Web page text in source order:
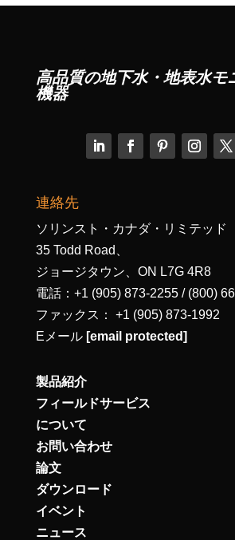
高品質の地下水・地表水モ
機器
連絡先
ソリンスト・カナダ・リミテッド
35 Todd Road、
ジョージタウン、ON L7G 4R8
電話：+1 (905) 873-2255 / (800)
ファックス： +1 (905) 873-1992
Eメール [email protected]
製品紹介
フィールドサービス
について
お問い合わせ
論文
ダウンロード
イベント
ニュース